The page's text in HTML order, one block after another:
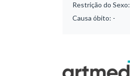
Restrição do Sexo:
Causa óbito: -